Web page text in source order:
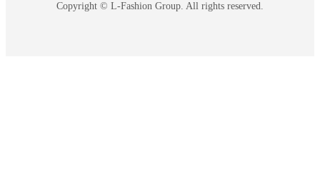
Copyright © L-Fashion Group. All rights reserved.